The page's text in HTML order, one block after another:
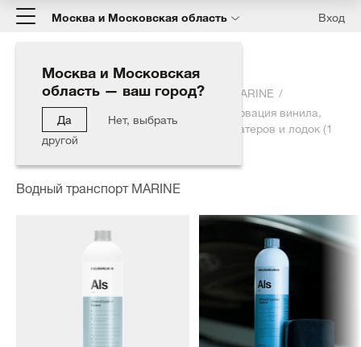
Москва и Московская область
Москва и Московская
область — ваш город?
Да
Нет, выбрать
другой
Вход
Главная Каталог Водный транспорт MARINE
Allround Leather Sealant - Защита и консервация винила,
искусственной и натуральной кожи для катеров и лодок (1
Водный транспорт MARINE